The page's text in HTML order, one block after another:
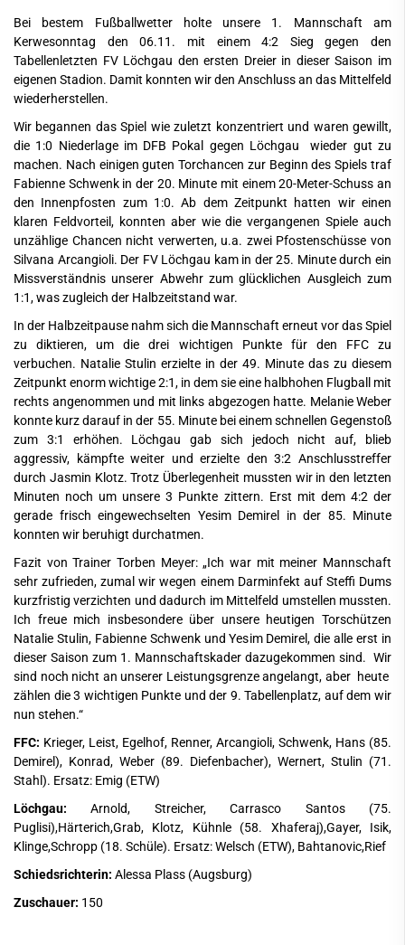
Bei bestem Fußballwetter holte unsere 1. Mannschaft am
Kerwesonntag den 06.11. mit einem 4:2 Sieg gegen den
Tabellenletzten FV Löchgau den ersten Dreier in dieser Saison im
eigenen Stadion. Damit konnten wir den Anschluss an das Mittelfeld
wiederherstellen.
Wir begannen das Spiel wie zuletzt konzentriert und waren gewillt,
die 1:0 Niederlage im DFB Pokal gegen Löchgau wieder gut zu
machen. Nach einigen guten Torchancen zur Beginn des Spiels traf
Fabienne Schwenk in der 20. Minute mit einem 20-Meter-Schuss an
den Innenpfosten zum 1:0. Ab dem Zeitpunkt hatten wir einen
klaren Feldvorteil, konnten aber wie die vergangenen Spiele auch
unzählige Chancen nicht verwerten, u.a. zwei Pfostenschüsse von
Silvana Arcangioli. Der FV Löchgau kam in der 25. Minute durch ein
Missverständnis unserer Abwehr zum glücklichen Ausgleich zum
1:1, was zugleich der Halbzeitstand war.
In der Halbzeitpause nahm sich die Mannschaft erneut vor das Spiel
zu diktieren, um die drei wichtigen Punkte für den FFC zu
verbuchen. Natalie Stulin erzielte in der 49. Minute das zu diesem
Zeitpunkt enorm wichtige 2:1, in dem sie eine halbhohen Flugball mit
rechts angenommen und mit links abgezogen hatte. Melanie Weber
konnte kurz darauf in der 55. Minute bei einem schnellen Gegenstoß
zum 3:1 erhöhen. Löchgau gab sich jedoch nicht auf, blieb
aggressiv, kämpfte weiter und erzielte den 3:2 Anschlusstreffer
durch Jasmin Klotz. Trotz Überlegenheit mussten wir in den letzten
Minuten noch um unsere 3 Punkte zittern. Erst mit dem 4:2 der
gerade frisch eingewechselten Yesim Demirel in der 85. Minute
konnten wir beruhigt durchatmen.
Fazit von Trainer Torben Meyer: „Ich war mit meiner Mannschaft
sehr zufrieden, zumal wir wegen einem Darminfekt auf Steffi Dums
kurzfristig verzichten und dadurch im Mittelfeld umstellen mussten.
Ich freue mich insbesondere über unsere heutigen Torschützen
Natalie Stulin, Fabienne Schwenk und Yesim Demirel, die alle erst in
dieser Saison zum 1. Mannschaftskader dazugekommen sind. Wir
sind noch nicht an unserer Leistungsgrenze angelangt, aber heute
zählen die 3 wichtigen Punkte und der 9. Tabellenplatz, auf dem wir
nun stehen.“
FFC: Krieger, Leist, Egelhof, Renner, Arcangioli, Schwenk, Hans (85.
Demirel), Konrad, Weber (89. Diefenbacher), Wernert, Stulin (71.
Stahl). Ersatz: Emig (ETW)
Löchgau: Arnold, Streicher, Carrasco Santos (75.
Puglisi),Härterich,Grab, Klotz, Kühnle (58. Xhaferaj),Gayer, Isik,
Klinge,Schropp (18. Schüle). Ersatz: Welsch (ETW), Bahtanovic,Rief
Schiedsrichterin: Alessa Plass (Augsburg)
Zuschauer: 150